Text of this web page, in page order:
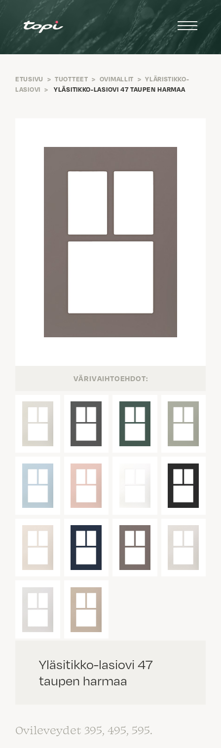
ETUSIVU > TUOTTEET > OVIMALLIT > YLÄRISTIKKO-
LASIOVI > YLÄSITIKKO-LASIOVI 47 TAUPEN HARMAA
VÄRIVAIHTOEHDOT:
Yläsitikko-lasiovi 47
taupen harmaa
Ovileveydet 395, 495, 595.